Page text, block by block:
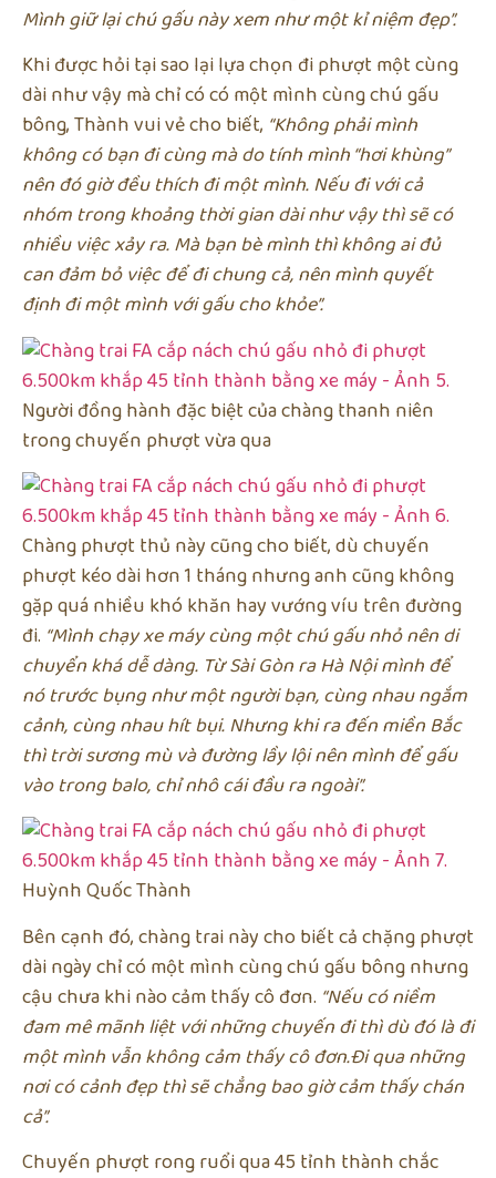
Mình giữ lại chú gấu này xem như một kỉ niệm đẹp”.
Khi được hỏi tại sao lại lựa chọn đi phượt một cùng
dài như vậy mà chỉ có có một mình cùng chú gấu
bông, Thành vui vẻ cho biết, “Không phải mình
không có bạn đi cùng mà do tính mình “hơi khùng”
nên đó giờ đều thích đi một mình. Nếu đi với cả
nhóm trong khoảng thời gian dài như vậy thì sẽ có
nhiều việc xảy ra. Mà bạn bè mình thì không ai đủ
can đảm bỏ việc để đi chung cả, nên mình quyết
định đi một mình với gấu cho khỏe”.
Người đồng hành đặc biệt của chàng thanh niên
trong chuyến phượt vừa qua
Chàng phượt thủ này cũng cho biết, dù chuyến
phượt kéo dài hơn 1 tháng nhưng anh cũng không
gặp quá nhiều khó khăn hay vướng víu trên đường
đi. “Mình chạy xe máy cùng một chú gấu nhỏ nên di
chuyển khá dễ dàng. Từ Sài Gòn ra Hà Nội mình để
nó trước bụng như một người bạn, cùng nhau ngắm
cảnh, cùng nhau hít bụi. Nhưng khi ra đến miền Bắc
thì trời sương mù và đường lầy lội nên mình để gấu
vào trong balo, chỉ nhô cái đầu ra ngoài”.
Huỳnh Quốc Thành
Bên cạnh đó, chàng trai này cho biết cả chặng phượt
dài ngày chỉ có một mình cùng chú gấu bông nhưng
cậu chưa khi nào cảm thấy cô đơn. “Nếucó niềm
đam mê mãnh liệt với những chuyến đi thì dù đó là đi
một mình vẫn không cảm thấy cô đơn.Đi qua những
nơi có cảnh đẹp thì sẽ chẳng bao giờ cảm thấy chán
cả”.
Chuyến phượt rong ruổi qua 45 tỉnh thành chắc